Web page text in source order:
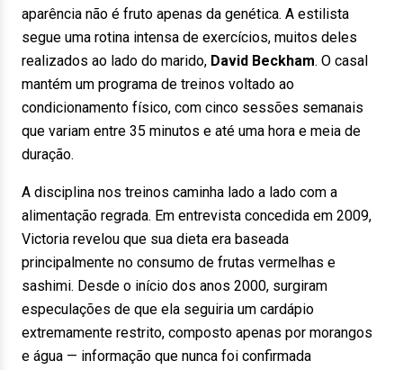
aparência não é fruto apenas da genética. A estilista
segue uma rotina intensa de exercícios, muitos deles
realizados ao lado do marido, David Beckham. O casal
mantém um programa de treinos voltado ao
condicionamento físico, com cinco sessões semanais
que variam entre 35 minutos e até uma hora e meia de
duração.
A disciplina nos treinos caminha lado a lado com a
alimentação regrada. Em entrevista concedida em 2009,
Victoria revelou que sua dieta era baseada
principalmente no consumo de frutas vermelhas e
sashimi. Desde o início dos anos 2000, surgiram
especulações de que ela seguiria um cardápio
extremamente restrito, composto apenas por morangos
e água — informação que nunca foi confirmada